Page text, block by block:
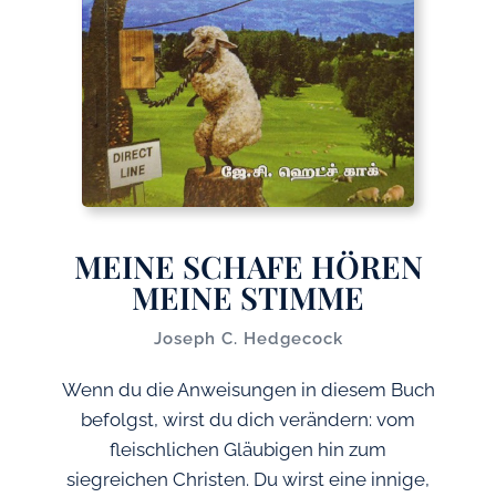
MEINE SCHAFE HÖREN
MEINE STIMME
Joseph C. Hedgecock
Wenn du die Anweisungen in diesem Buch
befolgst, wirst du dich verändern: vom
fleischlichen Gläubigen hin zum
siegreichen Christen. Du wirst eine innige,